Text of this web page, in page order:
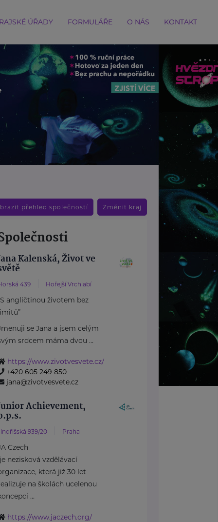
ÚŘADY FORMULÁŘE O NÁS KONTAKT
přehled společností Změnit kraj
Kalenská, Život ve
439 Hořejší Vrchlabí
angličtinou životem bez
se Jana a jsem celým
srdcem máma dvou ...
https://www.zivotvesvete.cz/
+420 605 249 850
jana@zivotvesvete.cz
Achievement,
939/20 Praha
Czech
je nezisková vzdělávací
která již 30 let
na školách ucelenou
...
https://www.jaczech.org/